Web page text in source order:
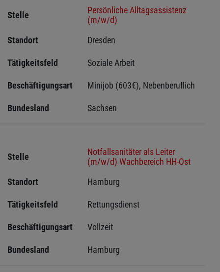
Stelle
Persönliche Alltagsassistenz
(m/w/d)
Standort
Dresden
Tätigkeitsfeld Soziale Arbeit
Beschäftigungsart Minijob (603€), Nebenberuflich
Bundesland Sachsen
Stelle
Notfallsanitäter als Leiter
(m/w/d) Wachbereich HH-Ost
Standort
Hamburg
Tätigkeitsfeld Rettungsdienst
Beschäftigungsart Vollzeit
Bundesland Hamburg